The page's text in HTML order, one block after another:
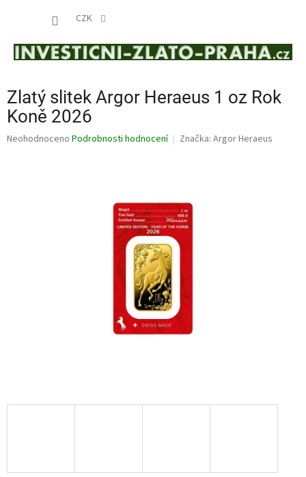
CZK
Zlatý slitek Argor Heraeus 1 oz Rok
Koně 2026
Průměrné
Neohodnoceno Podrobnosti hodnocení Značka: Argor Heraeus